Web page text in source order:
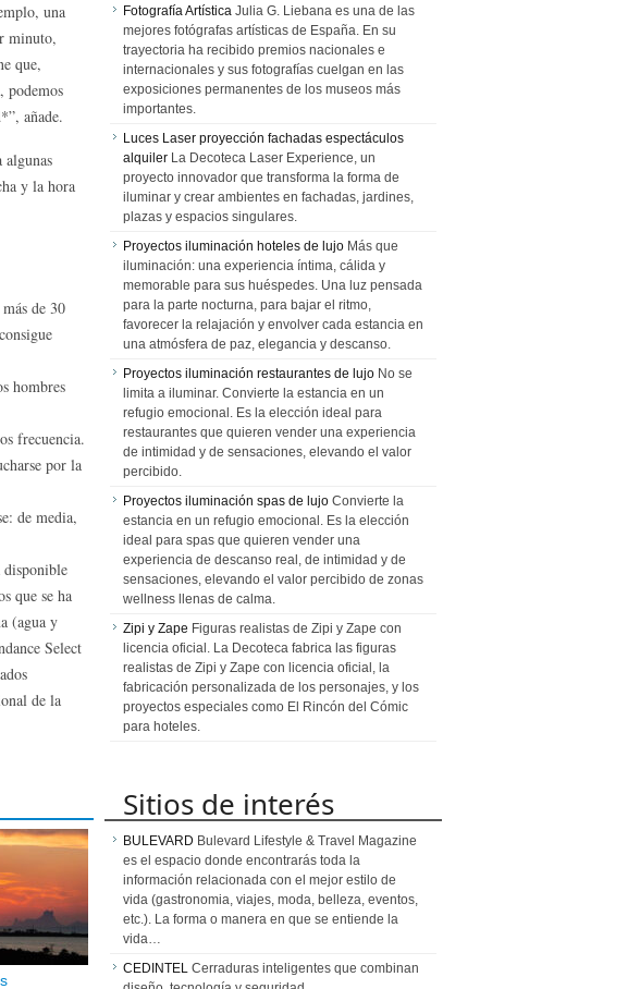
una
minuto,
que,
podemos
añade.
algunas
y la hora
de 30
hombres
frecuencia.
por la
de media,
disponible
que se ha
(agua y
Select
de la
Fotografía Artística Julia G. Liebana es una de las
mejores fotógrafas artísticas de España. En su
trayectoria ha recibido premios nacionales e
internacionales y sus fotografías cuelgan en las
exposiciones permanentes de los museos más
importantes.
Luces Laser proyección fachadas espectáculos
alquiler La Decoteca Laser Experience, un
proyecto innovador que transforma la forma de
iluminar y crear ambientes en fachadas, jardines,
plazas y espacios singulares.
Proyectos iluminación hoteles de lujo Más que
iluminación: una experiencia íntima, cálida y
memorable para sus huéspedes. Una luz pensada
para la parte nocturna, para bajar el ritmo,
favorecer la relajación y envolver cada estancia en
una atmósfera de paz, elegancia y descanso.
Proyectos iluminación restaurantes de lujo No se
limita a iluminar. Convierte la estancia en un
refugio emocional. Es la elección ideal para
restaurantes que quieren vender una experiencia
de intimidad y de sensaciones, elevando el valor
percibido.
Proyectos iluminación spas de lujo Convierte la
estancia en un refugio emocional. Es la elección
ideal para spas que quieren vender una
experiencia de descanso real, de intimidad y de
sensaciones, elevando el valor percibido de zonas
wellness llenas de calma.
Zipi y Zape Figuras realistas de Zipi y Zape con
licencia oficial. La Decoteca fabrica las figuras
realistas de Zipi y Zape con licencia oficial, la
fabricación personalizada de los personajes, y los
proyectos especiales como El Rincón del Cómic
para hoteles.
Sitios de interés
BULEVARD Bulevard Lifestyle & Travel Magazine
es el espacio donde encontrarás toda la
información relacionada con el mejor estilo de
vida (gastronomia, viajes, moda, belleza, eventos,
etc.). La forma o manera en que se entiende la
vida…
CEDINTEL Cerraduras inteligentes que combinan